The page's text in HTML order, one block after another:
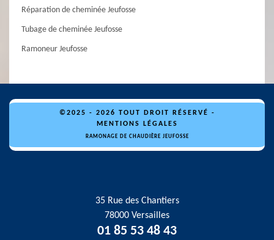
Réparation de cheminée Jeufosse
Tubage de cheminée Jeufosse
Ramoneur Jeufosse
©2025 - 2026 TOUT DROIT RÉSERVÉ -
MENTIONS LÉGALES
RAMONAGE DE CHAUDIÈRE JEUFOSSE
35 Rue des Chantiers
78000 Versailles
01 85 53 48 43